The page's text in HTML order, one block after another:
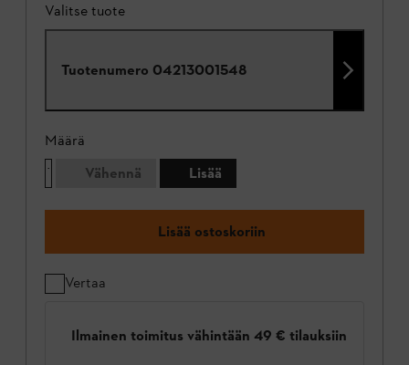
Valitse tuote
Tuotenumero 04213001548
Määrä
Vähennä
Lisää
Lisää ostoskoriin
Vertaa
Ilmainen toimitus vähintään 49 € tilauksiin